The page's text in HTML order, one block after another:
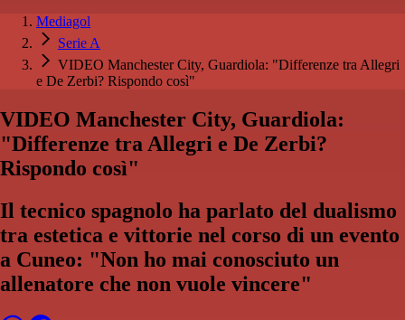
Mediagol
Serie A
VIDEO Manchester City, Guardiola: "Differenze tra Allegri
e De Zerbi? Rispondo così"
VIDEO Manchester City, Guardiola:
"Differenze tra Allegri e De Zerbi?
Rispondo così"
Il tecnico spagnolo ha parlato del dualismo
tra estetica e vittorie nel corso di un evento
a Cuneo: "Non ho mai conosciuto un
allenatore che non vuole vincere"